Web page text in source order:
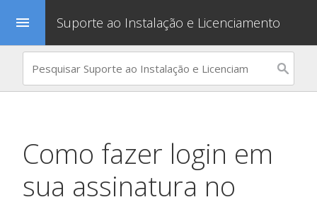
menu Suporte ao Instalação e Licenciamento
Como fazer login em
sua assinatura no